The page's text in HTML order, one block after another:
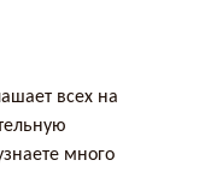
всех на
много